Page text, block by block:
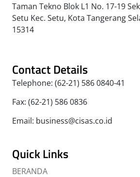
Taman Tekno Blok L1 No. 17-19
Setu Kec. Setu, Kota Tangerang
15314
Contact Details
Telephone: (62-21) 586 0840-41
Fax: (62-21) 586 0836
Email: business@cisas.co.id
Quick Links
BERANDA